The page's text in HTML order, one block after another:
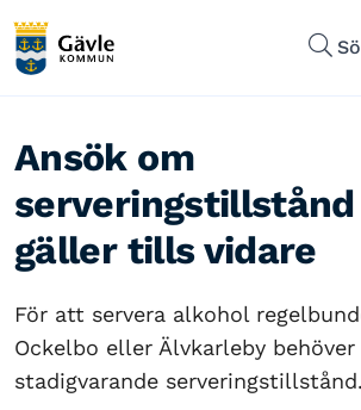
Ansök om
serveringstillstånd
gäller tills vidare
För att servera alkohol
Ockelbo eller Älvkarleby
stadigvarande serveringstillstånd.